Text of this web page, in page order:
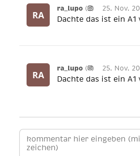
ra_lupo ( ) 25. Nov.
Dachte das ist ein A1
ra_lupo ( ) 25. Nov.
Dachte das ist ein A1